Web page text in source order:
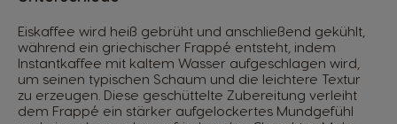
Eiskaffee wird heiß gebrüht und anschließend gekühlt,
während ein griechischer Frappé entsteht, indem
Instantkaffee mit kaltem Wasser aufgeschlagen wird,
um seinen typischen Schaum und die leichtere Textur
zu erzeugen. Diese geschüttelte Zubereitung verleiht
dem Frappé ein stärker aufgelockertes Mundgefühl